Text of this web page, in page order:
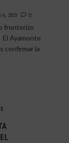
6, 2021 0
fronterizo
El Ayamonte
confirmar la